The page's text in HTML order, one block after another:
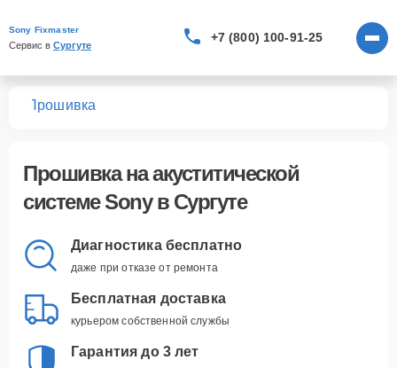
Sony Fixmaster
Сервис в Сургуте
+7 (800) 100-91-25
Прошивка
Прошивкана акуститической
системе Sony в Сургуте
Диагностика бесплатно
даже при отказе от ремонта
Бесплатная доставка
курьером собственной службы
Гарантия до 3 лет